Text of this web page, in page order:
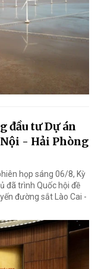
đầu tư Dự án
- Hải Phòng
họp sáng 06/8, Kỳ
đã trình Quốc hội đề
đường sắt Lào Cai -